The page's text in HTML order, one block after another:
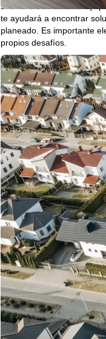
sino de encontrar un
te ayudará a encontrar
planeado. Es importante
propios desafíos.
Si estás por construir, te
garantizando que cada
un éxito.